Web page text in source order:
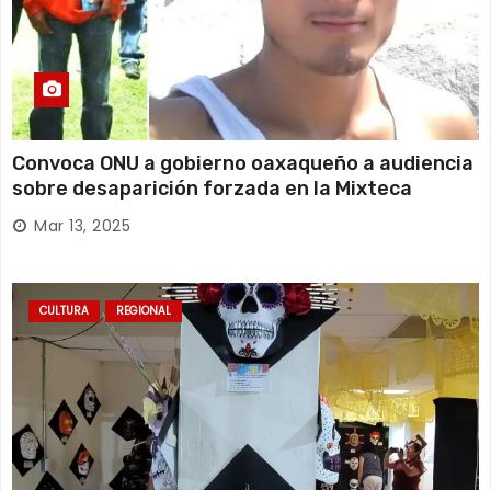
Convoca ONU a gobierno oaxaqueño a audiencia
sobre desaparición forzada en la Mixteca
Mar 13, 2025
CULTURA REGIONAL